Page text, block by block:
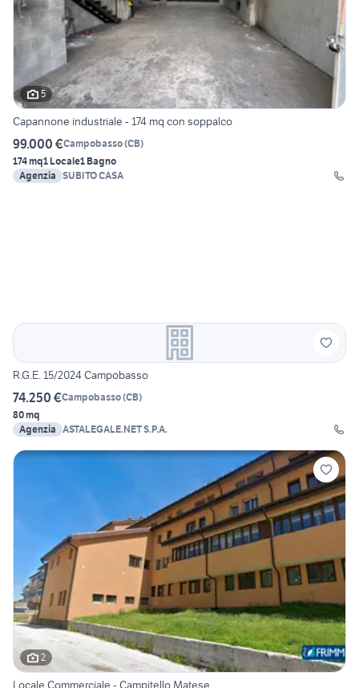
5
Capannone industriale - 174 mq con soppalco
99.000 €Campobasso(CB)
174 mq1 Locale1 Bagno
Agenzia SUBITO CASA
R.G.E. 15/2024 Campobasso
74.250 €Campobasso(CB)
80 mq
Agenzia ASTALEGALE.NET S.P.A.
2
Locale Commerciale - Campitello Matese